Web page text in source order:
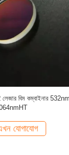
* 2 মিমি 532nm লেজার বিম
সংযোগকারী
যোগাযোগ